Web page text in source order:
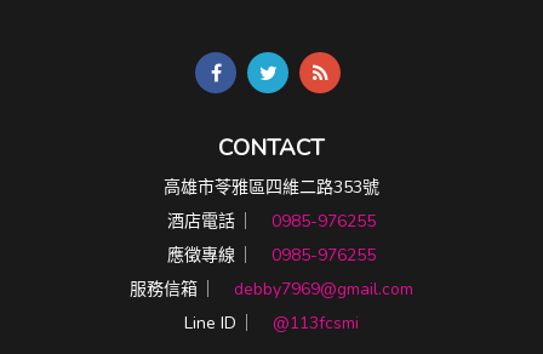
CONTACT
高雄市苓雅區四維二路353號
酒店電話 ︳ 0985-976255
應徵專線 ︳ 0985-976255
服務信箱 ︳ debby7969@gmail.com
Line ID ︳ @113fcsmi